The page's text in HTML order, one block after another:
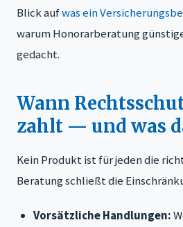
Blick aufwas ein
warum Honorarberatung
gedacht.
Wann
zahlt — und was
Kein Produkt ist für jeden die
Beratung schließt die
Vorsätzliche Handlungen: